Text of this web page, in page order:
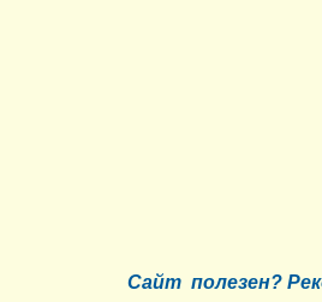
Сайт полезен?